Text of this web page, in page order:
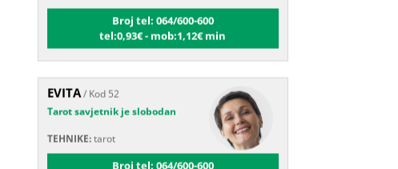
tel:0,93€ - mob:1,12€ min
Tarot savjetnik je slobodan
TEHNIKE:tarot
Broj tel: 064/600-600
tel:0,93€ - mob:1,12€ min